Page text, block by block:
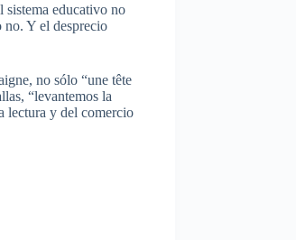
sistema educativo no
Y el desprecio
no sólo “une tête
“levantemos la
lectura y del comercio